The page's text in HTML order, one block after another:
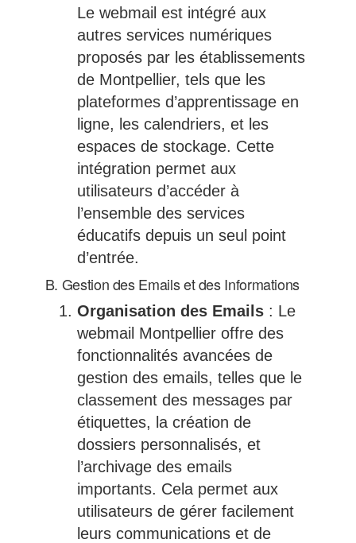
Le webmail est intégré aux
autres services numériques
proposés par les établissements
de Montpellier, tels que les
plateformes d’apprentissage en
ligne, les calendriers, et les
espaces de stockage. Cette
intégration permet aux
utilisateurs d’accéder à
l’ensemble des services
éducatifs depuis un seul point
d’entrée.
B. Gestion des Emails et des Informations
Organisation des Emails: Le
webmail Montpellier offre des
fonctionnalités avancées de
gestion des emails, telles que le
classement des messages par
étiquettes, la création de
dossiers personnalisés, et
l’archivage des emails
importants. Cela permet aux
utilisateurs de gérer facilement
leurs communications et de